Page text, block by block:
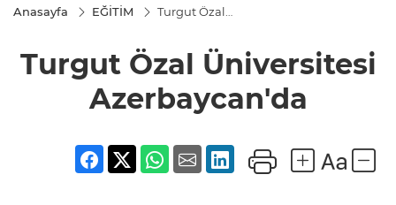
Anasayfa EĞİTİM
Turgut Özal
Turgut Özal Üniversitesi
Azerbaycan'da